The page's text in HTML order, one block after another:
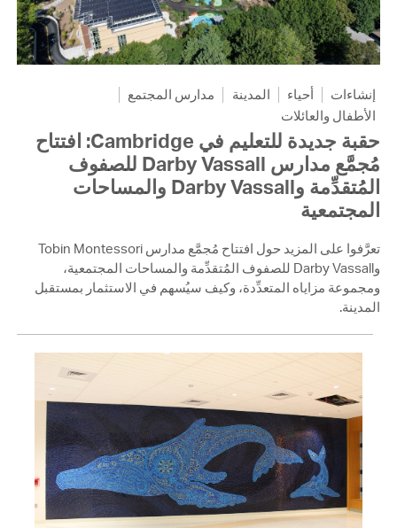
إنشاءات أحياء المدينة
مدارس المجتمع
الأطفال والعائلات
حقبة جديدة للتعليم في Cambridge: افتتاح
مُجمَّع مدارس Darby Vassall للصفوف
المُتقدِّمة وDarby Vassall والمساحات
المجتمعية
تعرَّفوا على المزيد حول افتتاح مُجمَّع مدارس Tobin Montessori
وDarby Vassall للصفوف المُتقدِّمة والمساحات المجتمعية،
ومجموعة مزاياه المتعدِّدة، وكيف سيُسهم في الاستثمار بمستقبل
المدينة.